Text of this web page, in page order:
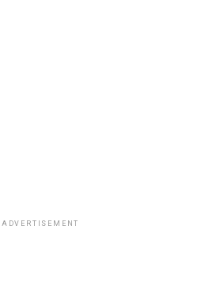
ADVERTISEMENT